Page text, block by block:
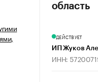
область
ДЕЙСТВУЕТ
ИП Жуков
ИНН: